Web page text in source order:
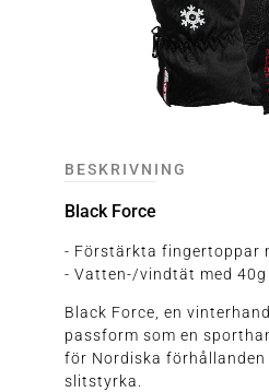
BESKRIVNING
Black Force
- Förstärkta fingertoppar
- Vatten-/vindtät med 40g
Black Force, en
passform som en
för Nordiska
slitstyrka.